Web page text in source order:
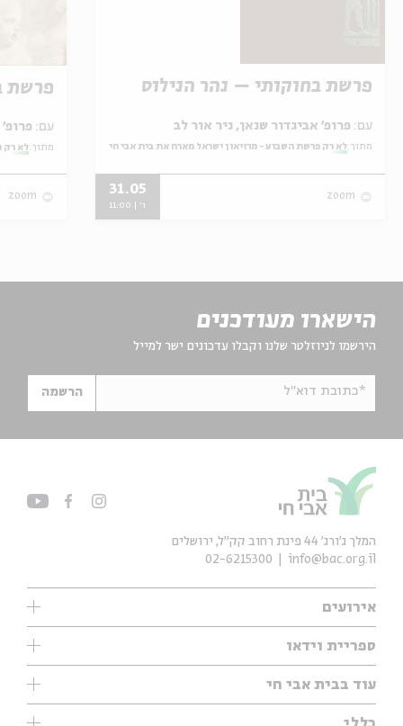
פרשת בחוקותי – נהר הנילוס
עם:
מתוך: לא רק פרשת השבוע - מוזיאון ישראל מארח את בית אבי חי
zoom
31.05
ו' | 11:00
פרשת
עם:
מתוך: לא רק
zoom
הישארו מעודכנים
הירשמו לניוזלטר שלנו וקבלו עדכונים ישר למייל
*כתובת דוא"ל הרשמה
אירועים
עיון
אנגלית
ספריית וידאו
ילדים
מוזיקה
עיון
עוד בבית אבי חי
תערוכות
המלך ג'ורג' 44 פינת רחוב קק״ל, ירושלים
info@bac.org.il
02-6215300